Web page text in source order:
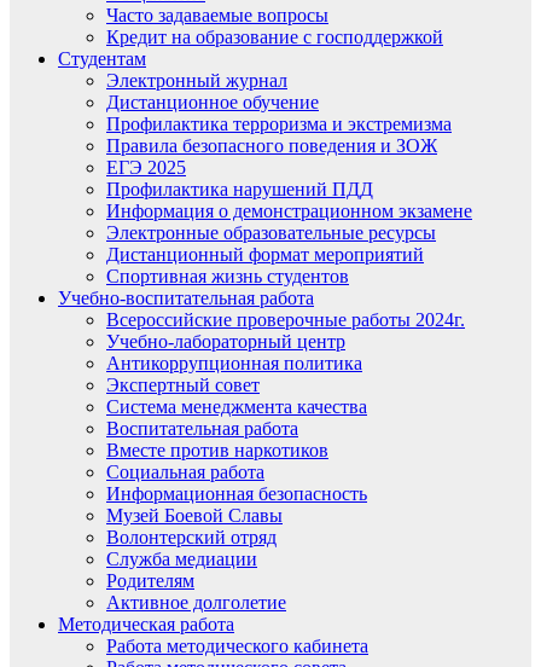
Часто задаваемые вопросы
Кредит на образование с господдержкой
Студентам
Электронный журнал
Дистанционное обучение
Профилактика терроризма и экстремизма
Правила безопасного поведения и ЗОЖ
ЕГЭ 2025
Профилактика нарушений ПДД
Информация о демонстрационном экзамене
Электронные образовательные ресурсы
Дистанционный формат мероприятий
Спортивная жизнь студентов
Учебно-воспитательная работа
Всероссийские проверочные работы 2024г.
Учебно-лабораторный центр
Антикоррупционная политика
Экспертный совет
Система менеджмента качества
Воспитательная работа
Вместе против наркотиков
Социальная работа
Информационная безопасность
Музей Боевой Славы
Волонтерский отряд
Служба медиации
Родителям
Активное долголетие
Методическая работа
Работа методического кабинета